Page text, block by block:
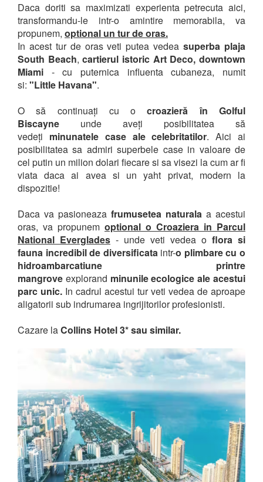
Daca doriti sa maximizati experienta petrecuta aici,
transformandu-le intr-o amintire memorabila, va
propunem, optional un tur de oras.
In acest tur de oras veti putea vedeasuperba plaja
South Beach,cartierul istoric Art Deco, downtown
Miami - cu puternica influenta cubaneza, numit
si: "Little Havana".
O să continuați cu ocroazieră în Golful
Biscayne unde aveți posibilitatea să
vedeți minunatele case ale celebritatilor. Aici ai
posibilitatea sa admiri superbele case in valoare de
cel putin un milion dolari fiecare si sa visezi la cum ar fi
viata daca ai avea si un yaht privat, modern la
dispozitie!
Daca va pasioneaza frumusetea naturala a acestui
oras, va propunem optional o Croaziera in Parcul
National Everglades - unde veti vedea o flora si
fauna incredibil de diversificata intr-o plimbare cu o
hidroambarcatiune printre
mangrove explorand minunile ecologice ale acestui
parc unic. In cadrul acestui tur veti vedea de aproape
aligatorii sub indrumarea ingrijitorilor profesionisti.
Cazare laCollins Hotel 3* sau similar.